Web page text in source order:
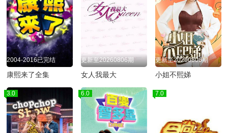
2004-2016已完结
康熙来了全集
更新至20260806期
女人我最大
更新至20260806期
小姐不熙娣
3.0 6.0 7.0